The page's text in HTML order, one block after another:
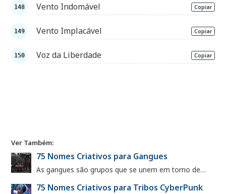
Vento Indomável Copiar
Vento Implacável Copiar
Voz da Liberdade Copiar
Ver Também:
75 Nomes Criativos para Gangues
As gangues são grupos que se unem em torno de…
75 Nomes Criativos para Tribos CyberPunk